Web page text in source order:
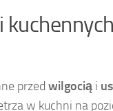
przed wilgocią i
w kuchni na